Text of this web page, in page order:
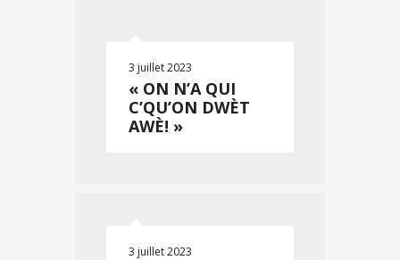
3 juillet 2023
« ON N’A QUI
C’QU’ON DWÈT
AWÈ! »
3 juillet 2023